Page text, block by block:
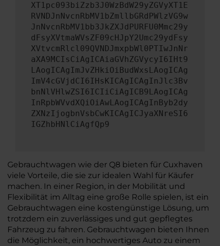
XT1pc093biZzb3J0WzBdW29yZGVyXT1E
RVNDJnNvcnRbMV1bZmllbGRdPWlzVG9w
JnNvcnRbMV1bb3JkZXJdPURFU0Mmc29y
dFsyXVtmaWVsZF09cHJpY2Umc29ydFsy
XVtvcmRlcl09QVNDJmxpbWl0PTIwJnNr
aXA9MCIsCiAgICAiaGVhZGVycyI6IHt9
LAogICAgImJvZHkiOiBudWxsLAogICAg
ImV4cGVjdCI6IHsKICAgICAgInJlc3Bv
bnNlVHlwZSI6ICIiCiAgICB9LAogICAg
InRpbWVvdXQiOiAwLAogICAgInByb2dy
ZXNzIjogbnVsbCwKICAgICJyaXNreSI6
IGZhbHNlCiAgfQp9
Gebrauchtwagen wie der Q8 bieten für Cuxhaven
viele Vorteile, die sie zur idealen Wahl für Käufer
machen. In einer Region, in der Mobilität und
Flexibilität im Alltag eine große Rolle spielen, ist ein
Gebrauchtwagen eine kostengünstige Lösung, um
trotzdem ein zuverlässiges und gut gepflegtes
Fahrzeug zu fahren. Gebrauchtwagen bieten Ihnen
die Möglichkeit, ein hochwertiges Auto zu einem